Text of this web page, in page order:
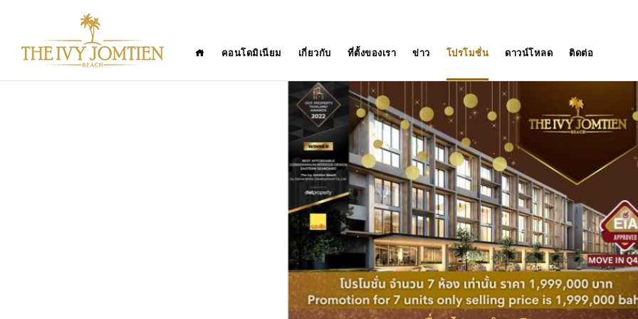
คอนโดมิเนียม เกี่ยวกับ ที่ตั้งของเรา ข่าว โปรโมชั่น ดาวน์โหลด ติดต่อ